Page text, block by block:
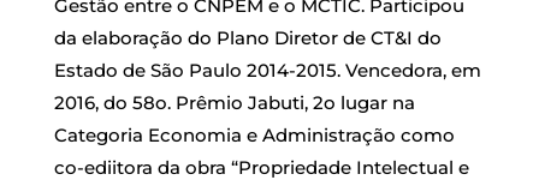
Gestão entre o CNPEM e o MCTIC. Participou
da elaboração do Plano Diretor de CT&I do
Estado de São Paulo 2014-2015. Vencedora, em
2016, do 58o. Prêmio Jabuti, 2o lugar na
Categoria Economia e Administração como
co-ediitora da obra “Propriedade Intelectual e